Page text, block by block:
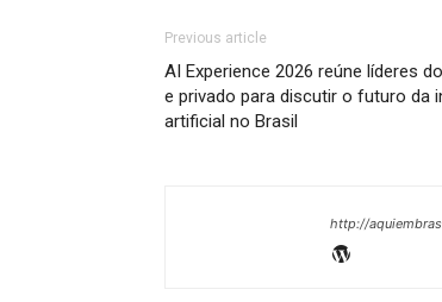
Previous article
AI Experience 2026 reúne líderes
e privado para discutir o futuro da
artificial no Brasil
http://